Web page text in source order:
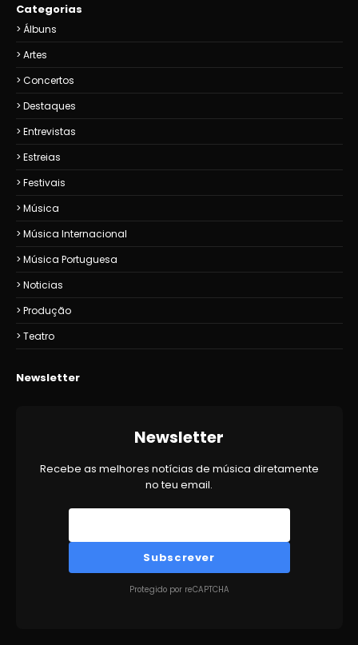
Categorias
Álbuns
Artes
Concertos
Destaques
Entrevistas
Estreias
Festivais
Música
Música Internacional
Música Portuguesa
Noticias
Produção
Teatro
Newsletter
Newsletter
Recebe as melhores notícias de música diretamente
no teu email.
Subscrever
Protegido por reCAPTCHA